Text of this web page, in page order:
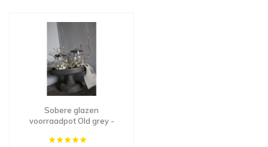
Sobere glazen
voorraadpot Old grey -